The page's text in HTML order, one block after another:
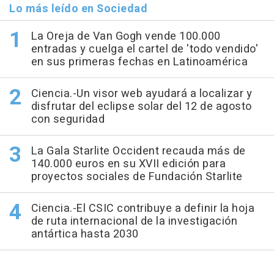
Lo más leído en Sociedad
La Oreja de Van Gogh vende 100.000
entradas y cuelga el cartel de 'todo vendido'
en sus primeras fechas en Latinoamérica
Ciencia.-Un visor web ayudará a localizar y
disfrutar del eclipse solar del 12 de agosto
con seguridad
La Gala Starlite Occident recauda más de
140.000 euros en su XVII edición para
proyectos sociales de Fundación Starlite
Ciencia.-El CSIC contribuye a definir la hoja
de ruta internacional de la investigación
antártica hasta 2030